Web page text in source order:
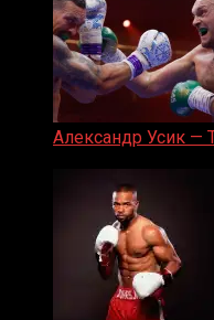
Александр Усик —